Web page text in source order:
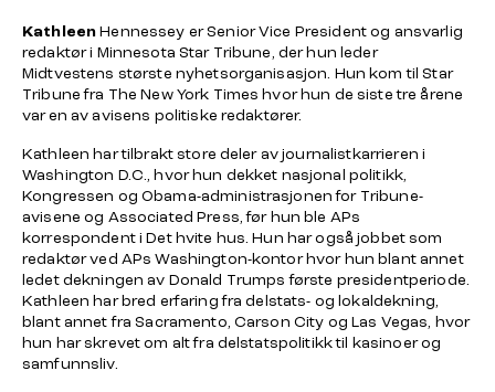
KathleenHennessey erSenior Vice President og ansvarlig
redaktør i Minnesota Star Tribune, der hun leder
Midtvestens største nyhetsorganisasjon. Hun kom tilStar
Tribune fra The New York Times hvor hun de siste tre årene
var en av avisens politiske redaktører.
Kathleen har tilbrakt store deler av journalistkarrieren i
Washington D.C., hvor hun dekket nasjonal politikk,
Kongressen og Obama-administrasjonen for Tribune-
avisene og Associated Press, før hun ble APs
korrespondent i Det hvite hus. Hun har også jobbet som
redaktør ved APs Washington-kontor hvor hun blant annet
ledet dekningen av Donald Trumps første presidentperiode.
Kathleen har bred erfaring fra delstats- og lokaldekning,
blant annet fra Sacramento, Carson City og Las Vegas, hvor
hun har skrevet om alt fra delstatspolitikk til kasinoer og
samfunnsliv.